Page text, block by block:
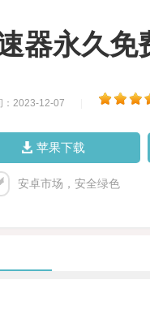
器永久免
：2023-12-07
苹果下载
安卓市场，安全绿色